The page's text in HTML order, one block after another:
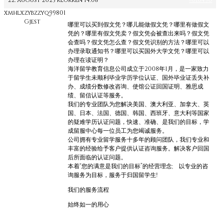
xmhlxzybzzyq99801
Gjest
哪里可以买到假文凭？哪儿能做假文凭？哪里有做假文
凭的？哪里有假文凭卖？假文凭会被查出来吗？假文凭
会查吗？假文凭怎么查？假文凭识别的方法？哪里可以
办理录取通知书？哪里可以买国外大学文凭？哪里可以
办理在读证明？
海洋留学教育信息公司成立于2008年1月，是一家致力
于留学生未顺利毕业学历学位认证、国外毕业证丢失补
办、成绩分数修改咨询、使馆公证回国证明、雅思成
绩、留信认证等服务。
我们的专业团队为您解决美国、澳大利亚、加拿大、英
国、日本、法国、德国、韩国、西班牙、意大利等国家
的疑难学历认证问题，快速、准确、是我们的目标，学
成留服中心每一位员工为您竭诚服务。
公司拥有专业留学服务十多年的顾问团队，我们专业和
丰富的经验给予客户提供认证咨询服务。解决客户回国
后所面临的认证问题。
本着“您的满意是我们的目标”的经营理念; 以专业的咨
询服务为目标，服务于归国留学生!
我们的服务流程
始终如一的用心